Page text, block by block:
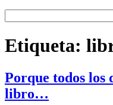
Etiqueta:
Porque todos los
libro…